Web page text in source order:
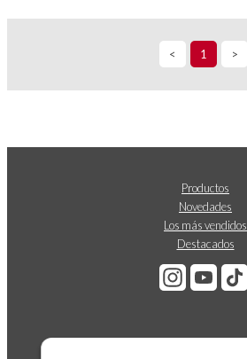
< 1 >
Productos
Novedades
Los más vendidos
Destacados